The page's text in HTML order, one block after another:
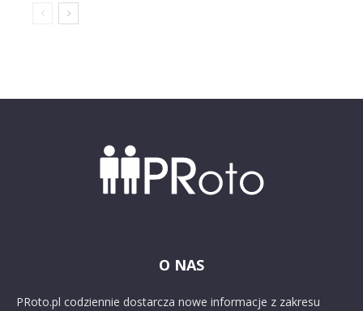
O NAS
PRoto.pl codziennie dostarcza nowe informacje z zakresu